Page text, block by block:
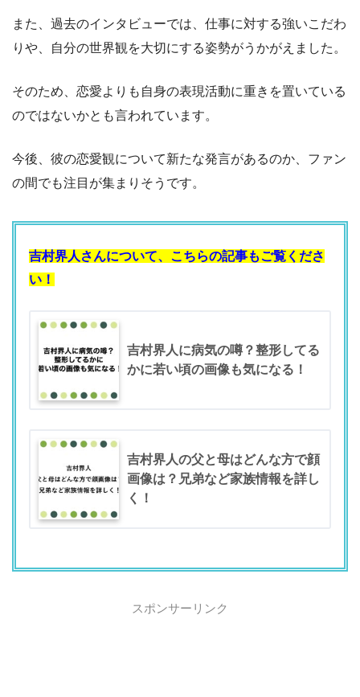
また、過去のインタビューでは、仕事に対する強いこだわ
りや、自分の世界観を大切にする姿勢がうかがえました。
そのため、恋愛よりも自身の表現活動に重きを置いている
のではないかとも言われています。
今後、彼の恋愛観について新たな発言があるのか、ファン
の間でも注目が集まりそうです。
吉村界人さんについて、こちらの記事もご覧くださ
い！
吉村界人に病気の噂？整形してる
かに若い頃の画像も気になる！
吉村界人の父と母はどんな方で顔
画像は？兄弟など家族情報を詳し
く！
スポンサーリンク